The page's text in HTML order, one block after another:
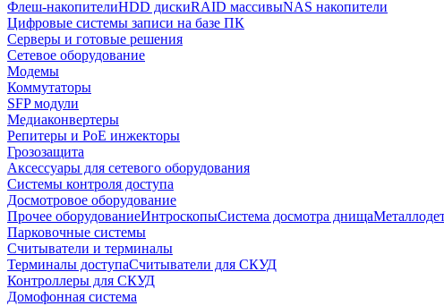
Флеш-накопителиHDD дискиRAID массивыNAS накопители
Цифровые системы записи на базе ПК
Серверы и готовые решения
Сетевое оборудование
Модемы
Коммутаторы
SFP модули
Медиаконвертеры
Репитеры и PoE инжекторы
Грозозащита
Аксессуары для сетевого оборудования
Системы контроля доступа
Досмотровое оборудование
Прочее оборудованиеИнтроскопыСистема досмотра днища
Парковочные системы
Считыватели и терминалы
Терминалы доступаСчитыватели для СКУД
Контроллеры для СКУД
Домофонная система